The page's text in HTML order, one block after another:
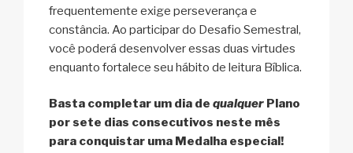
frequentemente exige perseverança e
constância. Ao participar do Desafio Semestral,
você poderá desenvolver essas duas virtudes
enquanto fortalece seu hábito de leitura Bíblica.
Basta completar um dia de qualquer Plano
por sete dias consecutivos neste mês
para conquistar uma Medalha especial!